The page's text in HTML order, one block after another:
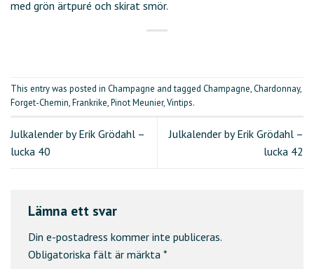
med grön ärtpuré och skirat smör.
This entry was posted in Champagne and tagged Champagne,Chardonnay,
Forget-Chemin,Frankrike,Pinot Meunier,Vintips.
Julkalender by Erik Grödahl –
lucka 40
Julkalender by Erik Grödahl –
lucka 42
Lämna ett svar
Din e-postadress kommer inte publiceras.
Obligatoriska fält är märkta *